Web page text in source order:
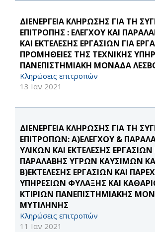
ΔΙΕΝΕΡΓΕΙΑ ΚΛΗΡΩΣΗΣ ΓΙΑ ΤΗ
ΕΠΙΤΡΟΠΗΣ : ΕΛΕΓΧΟΥ ΚΑΙ
ΚΑΙ ΕΚΤΕΛΕΣΗΣ ΕΡΓΑΣΙΩΝ ΓΙΑ
ΠΡΟΜΗΘΕΙΕΣ ΤΗΣ ΤΕΧΝΙΚΗΣ
ΠΑΝΕΠΙΣΤΗΜΙΑΚΗ ΜΟΝΑΔΑ
Κληρώσεις επιτροπών
13 Ιαν 2021
ΔΙΕΝΕΡΓΕΙΑ ΚΛΗΡΩΣΗΣ ΓΙΑ ΤΗ
ΕΠΙΤΡΟΠΩΝ: Α)ΕΛΕΓΧΟΥ &
ΥΛΙΚΩΝ ΚΑΙ ΕΚΤΕΛΕΣΗΣ
ΠΑΡΑΛΑΒΗΣ ΥΓΡΩΝ ΚΑΥΣΙΜΩΝ
Β)ΕΚΤΕΛΕΣΗΣ ΕΡΓΑΣΙΩΝ ΚΑΙ
ΥΠΗΡΕΣΙΩΝ ΦΥΛΑΞΗΣ ΚΑΙ
ΚΤΙΡΙΩΝ ΠΑΝΕΠΙΣΤΗΜΙΑΚΗΣ
ΜΥΤΙΛΗΝΗΣ
Κληρώσεις επιτροπών
11 Ιαν 2021